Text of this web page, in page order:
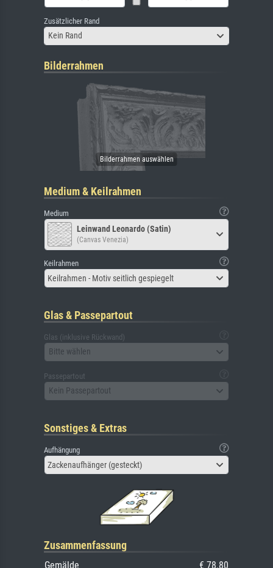
Zusätzlicher Rand
Kein Rand
Bilderrahmen
Medium & Keilrahmen
Medium
Leinwand Leonardo (Satin)
(Canvas Venezia)
Keilrahmen
Keilrahmen - Motiv seitlich gespiegelt
Glas & Passepartout
Glas (inklusive Rückwand)
Bitte wählen
Passepartout
Kein Passepartout
Sonstiges & Extras
Aufhängung
Zackenaufhänger (gesteckt)
Zusammenfassung
Gemälde € 78.80